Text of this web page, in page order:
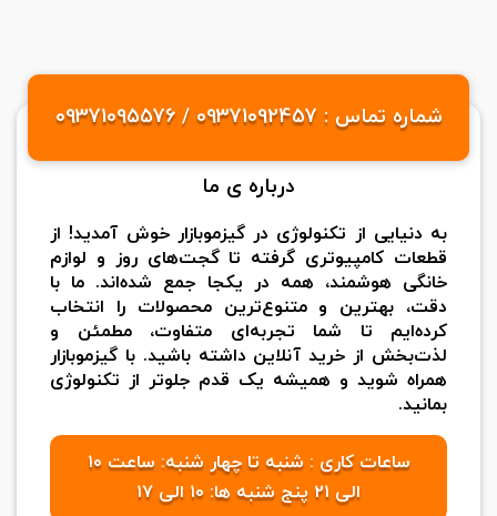
شماره تماس : 09371092457 / 09371095576
درباره ی ما
به دنیایی از تکنولوژی در گیزموبازار خوش آمدید! از
قطعات کامپیوتری گرفته تا گجت‌های روز و لوازم
خانگی هوشمند، همه در یکجا جمع شده‌اند. ما با
دقت، بهترین و متنوع‌ترین محصولات را انتخاب
کرده‌ایم تا شما تجربه‌ای متفاوت، مطمئن و
لذت‌بخش از خرید آنلاین داشته باشید. با گیزموبازار
همراه شوید و همیشه یک قدم جلوتر از تکنولوژی
بمانید.
ساعات کاری : شنبه تا چهار شنبه: ساعت ۱۰
الی ۲۱ پنج شنبه ها: ۱۰ الی ۱۷